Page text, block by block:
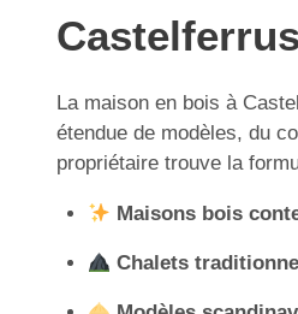
La maison en bois à
étendue de modèles, du
propriétaire trouve la
Maisons bois
Chalets